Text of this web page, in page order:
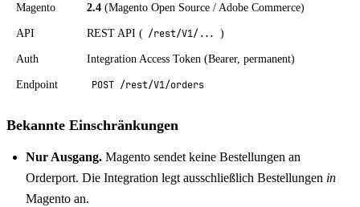
Magento 2.4 (Magento Open Source / Adobe Commerce)
API REST API ( /rest/V1/... )
Auth Integration Access Token (Bearer, permanent)
Endpoint POST /rest/V1/orders
Bekannte Einschränkungen
Nur Ausgang. Magento sendet keine Bestellungen an
Orderport. Die Integration legt ausschließlich Bestellungen in
Magento an.